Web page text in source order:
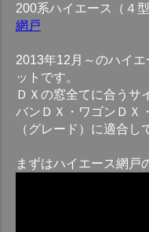
200系ハイエース（４
網戸
2013年12月～のハイ
ットです。
ＤＸの窓全てに合うサ
バンＤＸ・ワゴンＤＸ
（グレード）に適合し
まずはハイエース網戸